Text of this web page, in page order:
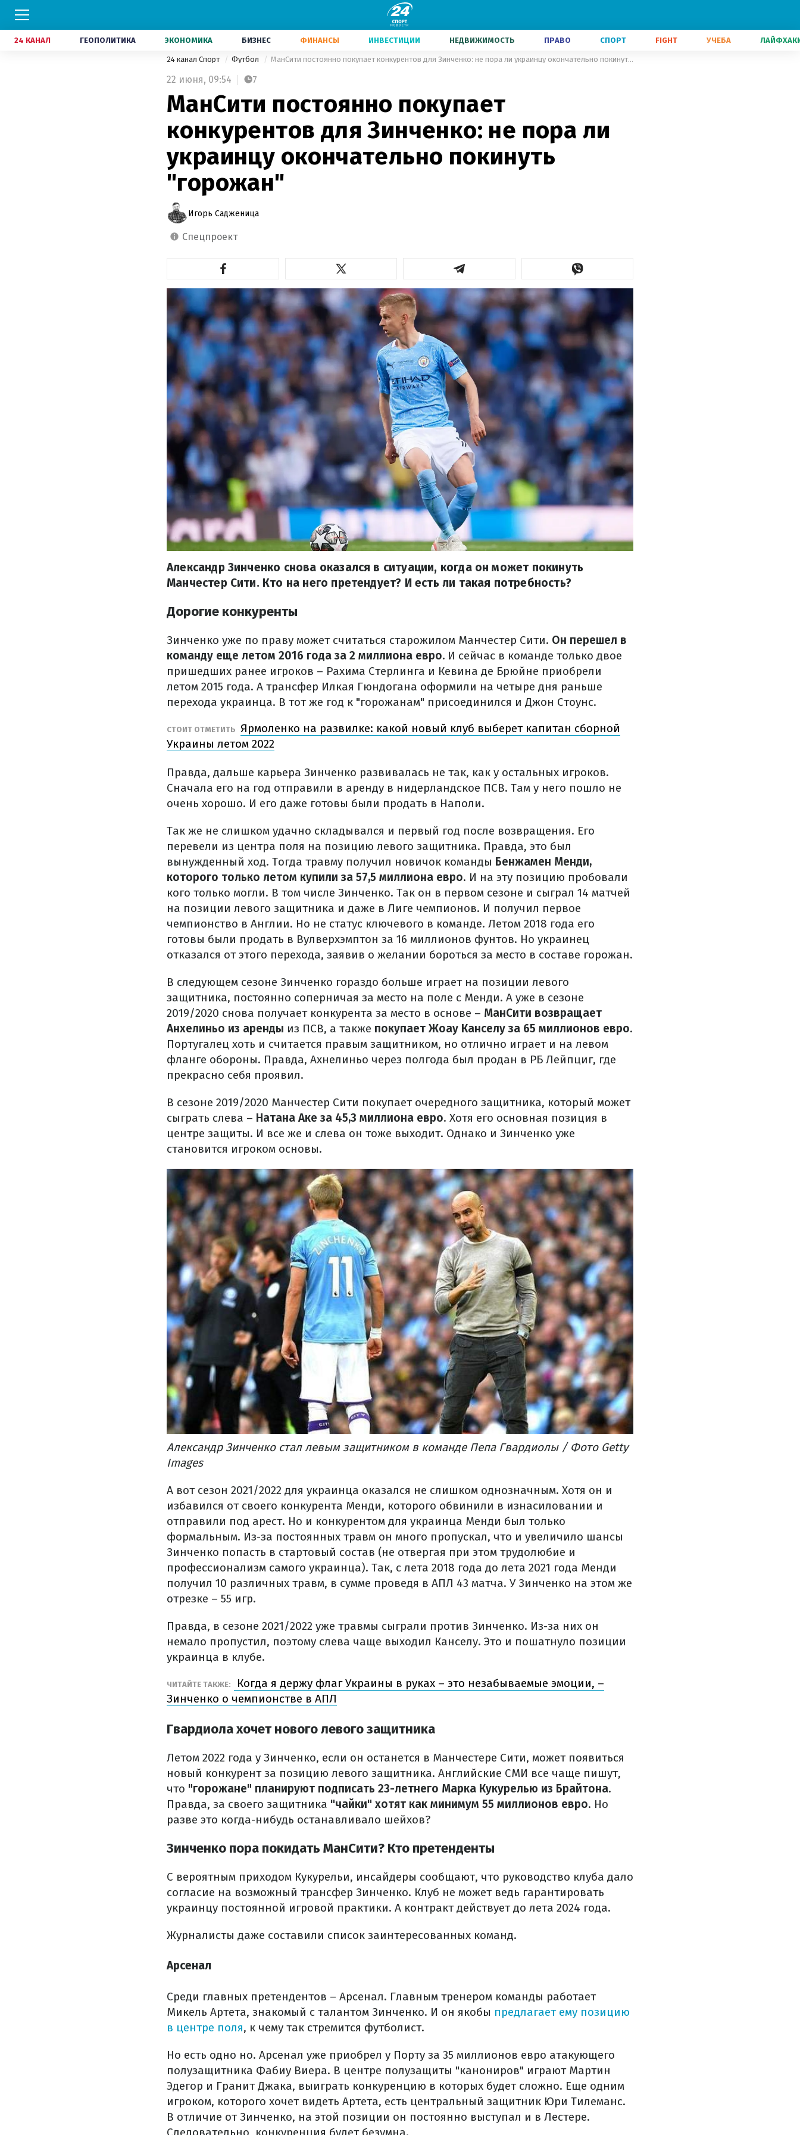
24 КАНАЛ ГЕОПОЛИТИКА ЭКОНОМИКА БИЗНЕС ФИНАНСЫ ИНВЕСТИЦИИ НЕДВИЖИМОСТЬ ПРАВО СПОРТ FIGHT УЧЕБА
24 канал Спорт Футбол МанСити постоянно покупает конкурентов для Зинченко: не пора ли украинцу окончательно покинуть "горожан"
22 июня, 09:54 7
МанСити постоянно покупает
конкурентов для Зинченко: не пора ли
украинцу окончательно покинуть
"горожан"
Игорь Садженица
спецпроект
Александр Зинченко снова оказался в ситуации, когда он может покинуть
Манчестер Сити. Кто на него претендует? И есть ли такая потребность?
Дорогие конкуренты
Зинченко уже по праву может считаться старожилом Манчестер Сити. Он перешел в
команду еще летом 2016 года за 2 миллиона евро. И сейчас в команде только двое
пришедших ранее игроков – Рахима Стерлинга и Кевина де Брюйне приобрели
летом 2015 года. А трансфер Илкая Гюндогана оформили на четыре дня раньше
перехода украинца. В тот же год к "горожанам" присоединился и Джон Стоунс.
СТОИТ ОТМЕТИТЬ Ярмоленко на развилке: какой новый клуб выберет капитан сборной
Украины летом 2022
Правда, дальше карьера Зинченко развивалась не так, как у остальных игроков.
Сначала его на год отправили в аренду в нидерландское ПСВ. Там у него пошло не
очень хорошо. И его даже готовы были продать в Наполи.
Так же не слишком удачно складывался и первый год после возвращения. Его
перевели из центра поля на позицию левого защитника. Правда, это был
вынужденный ход. Тогда травму получил новичок команды Бенжамен Менди,
которого только летом купили за 57,5 миллиона евро. И на эту позицию пробовали
кого только могли. В том числе Зинченко. Так он в первом сезоне и сыграл 14 матчей
на позиции левого защитника и даже в Лиге чемпионов. И получил первое
чемпионство в Англии. Но не статус ключевого в команде. Летом 2018 года его
готовы были продать в Вулверхэмптон за 16 миллионов фунтов. Но украинец
отказался от этого перехода, заявив о желании бороться за место в составе горожан.
В следующем сезоне Зинченко гораздо больше играет на позиции левого
защитника, постоянно соперничая за место на поле с Менди. А уже в сезоне
2019/2020 снова получает конкурента за место в основе – МанСити возвращает
Анхелиньо из аренды из ПСВ, а также покупает Жоау Канселу за 65 миллионов евро.
Португалец хоть и считается правым защитником, но отлично играет и на левом
фланге обороны. Правда, Ахнелиньо через полгода был продан в РБ Лейпциг, где
прекрасно себя проявил.
В сезоне 2019/2020 Манчестер Сити покупает очередного защитника, который может
сыграть слева – Натана Аке за 45,3 миллиона евро. Хотя его основная позиция в
центре защиты. И все же и слева он тоже выходит. Однако и Зинченко уже
становится игроком основы.
Александр Зинченко стал левым защитником в команде Пепа Гвардиолы / Фото Getty
Images
А вот сезон 2021/2022 для украинца оказался не слишком однозначным. Хотя он и
избавился от своего конкурента Менди, которого обвинили в изнасиловании и
отправили под арест. Но и конкурентом для украинца Менди был только
формальным. Из-за постоянных травм он много пропускал, что и увеличило шансы
Зинченко попасть в стартовый состав (не отвергая при этом трудолюбие и
профессионализм самого украинца). Так, с лета 2018 года до лета 2021 года Менди
получил 10 различных травм, в сумме проведя в АПЛ 43 матча. У Зинченко на этом же
отрезке – 55 игр.
Правда, в сезоне 2021/2022 уже травмы сыграли против Зинченко. Из-за них он
немало пропустил, поэтому слева чаще выходил Канселу. Это и пошатнуло позиции
украинца в клубе.
ЧИТАЙТЕ ТАКЖЕ:
Когда я держу флаг Украины в руках – это незабываемые эмоции, –
Зинченко о чемпионстве в АПЛ
Гвардиола хочет нового левого защитника
Летом 2022 года у Зинченко, если он останется в Манчестере Сити, может появиться
новый конкурент за позицию левого защитника. Английские СМИ все чаще пишут,
что "горожане" планируют подписать 23-летнего Марка Кукурелью из Брайтона.
Правда, за своего защитника "чайки" хотят как минимум 55 миллионов евро. Но
разве это когда-нибудь останавливало шейхов?
Зинченко пора покидать МанСити? Кто претенденты
С вероятным приходом Кукурельи, инсайдеры сообщают, что руководство клуба дало
согласие на возможный трансфер Зинченко. Клуб не может ведь гарантировать
украинцу постоянной игровой практики. А контракт действует до лета 2024 года.
Журналисты даже составили список заинтересованных команд.
Арсенал
Среди главных претендентов – Арсенал. Главным тренером команды работает
Микель Артета, знакомый с талантом Зинченко. И он якобы предлагает ему позицию
в центре поля, к чему так стремится футболист.
Но есть одно но. Арсенал уже приобрел у Порту за 35 миллионов евро атакующего
полузащитника Фабиу Виера. В центре полузащиты "канониров" играют Мартин
Эдегор и Гранит Джака, выиграть конкуренцию в которых будет сложно. Еще одним
игроком, которого хочет видеть Артета, есть центральный защитник Юри Тилеманс.
В отличие от Зинченко, на этой позиции он постоянно выступал и в Лестере.
Следовательно, конкуренция будет безумна.